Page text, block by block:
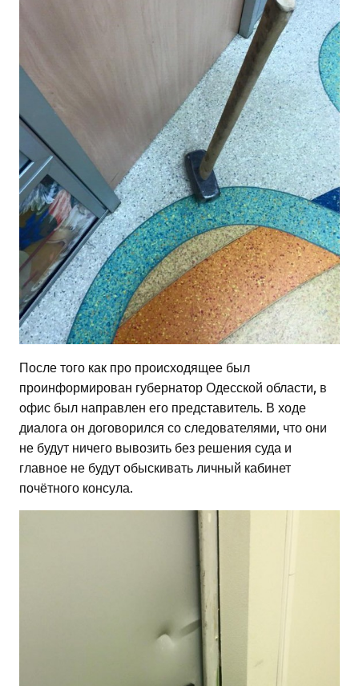
После того как про происходящее был
проинформирован губернатор Одесской области, в
офис был направлен его представитель. В ходе
диалога он договорился со следователями, что они
не будут ничего вывозить без решения суда и
главное не будут обыскивать личный кабинет
почётного консула.